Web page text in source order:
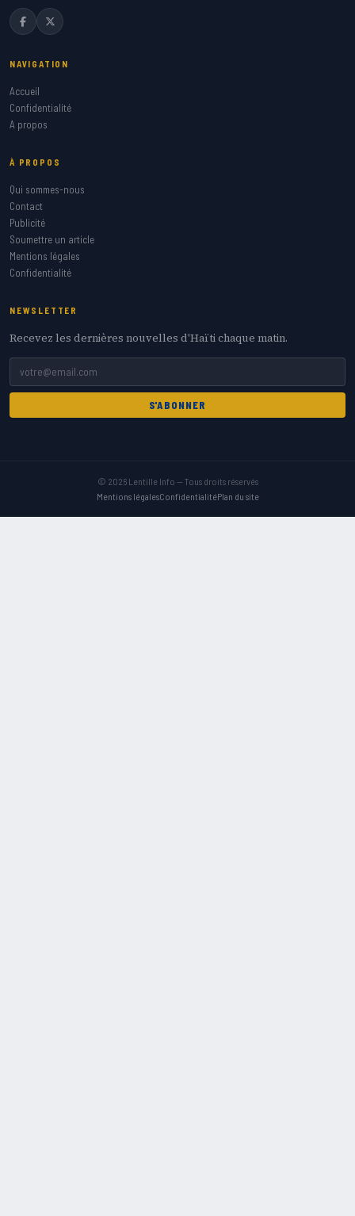
NAVIGATION
Accueil
Confidentialité
A propos
À PROPOS
Qui sommes-nous
Contact
Publicité
Soumettre un article
Mentions légales
Confidentialité
NEWSLETTER
Recevez les dernières nouvelles d'Haïti chaque matin.
S'ABONNER
© 2026 Lentille Info — Tous droits réservés
Mentions légalesConfidentialitéPlan du site